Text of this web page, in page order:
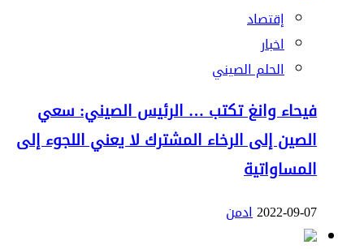
إقتصاد
اخبار
الحلم الصيني
فيحاء وانغ تكتب … الرئيس الصيني: سعي
الصين إلى الرخاء المشترك لا يعني اللجوء إلى
المساواتية
2022-09-07ادمن